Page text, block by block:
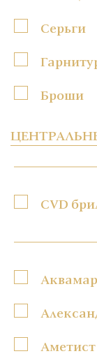
Серьги
Броши
CVD
Аметист